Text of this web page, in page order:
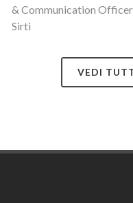
& Communication
Sirti
VEDI